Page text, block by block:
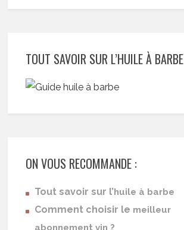
TOUT SAVOIR SUR L’HUILE À BARBE
ON VOUS RECOMMANDE :
Tout savoir sur l’huile à barbe
Comment choisir le meilleur
abonnement vin ?